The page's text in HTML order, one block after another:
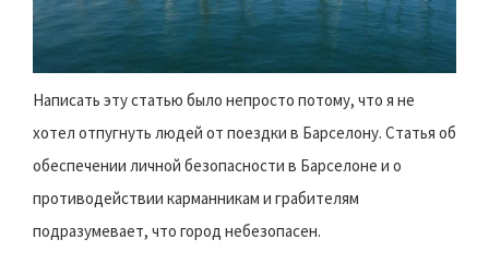
Написать эту статью было непросто потому, что я не
хотел отпугнуть людей от поездки в Барселону. Статья об
обеспечении личной безопасности в Барселоне и о
противодействии карманникам и грабителям
подразумевает, что город небезопасен.